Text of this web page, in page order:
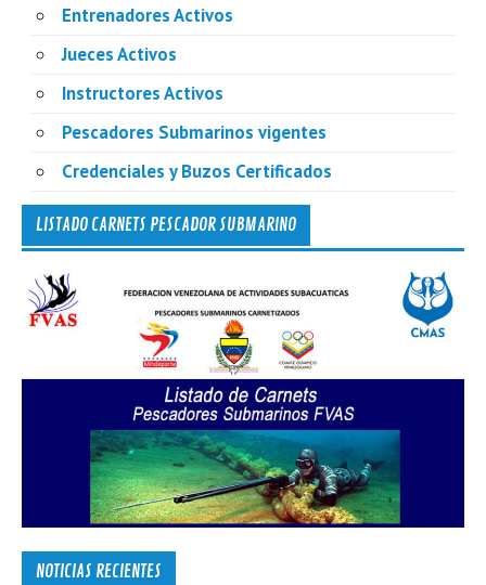
Entrenadores Activos
Jueces Activos
Instructores Activos
Pescadores Submarinos vigentes
Credenciales y Buzos Certificados
LISTADO CARNETS PESCADOR SUBMARINO
NOTICIAS RECIENTES